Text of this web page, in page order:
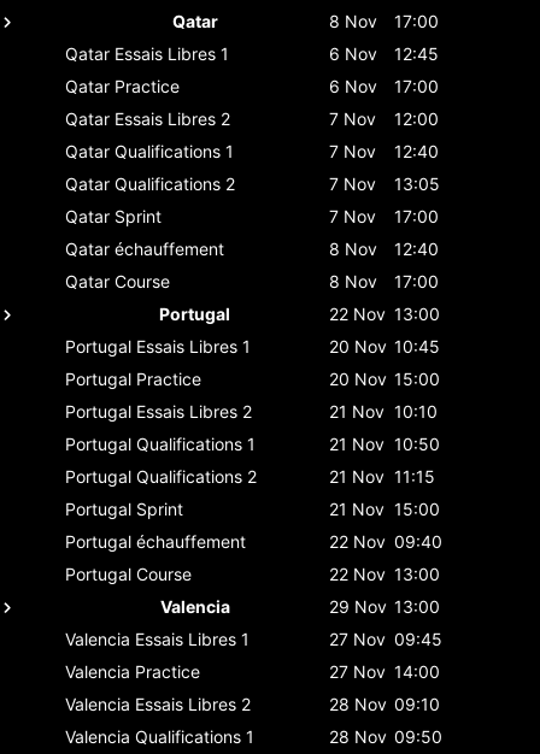
Qatar
8 Nov
17:00
Qatar Essais Libres 1 6 Nov
12:45
Qatar Practice 6 Nov
17:00
Qatar Essais Libres 2 7 Nov
12:00
Qatar Qualifications 1 7 Nov
12:40
Qatar Qualifications 2 7 Nov
13:05
Qatar Sprint 7 Nov
17:00
Qatar échauffement 8 Nov
12:40
Qatar Course 8 Nov
17:00
Portugal
22 Nov 13:00
Portugal Essais Libres 1 20 Nov 10:45
Portugal Practice 20 Nov 15:00
Portugal Essais Libres 2 21 Nov 10:10
Portugal Qualifications 1 21 Nov 10:50
Portugal Qualifications 2 21 Nov 11:15
Portugal Sprint 21 Nov 15:00
Portugal échauffement 22 Nov 09:40
Portugal Course 22 Nov 13:00
Valencia
29 Nov 13:00
Valencia Essais Libres 1 27 Nov 09:45
Valencia Practice 27 Nov 14:00
Valencia Essais Libres 2 28 Nov 09:10
Valencia Qualifications 1 28 Nov 09:50